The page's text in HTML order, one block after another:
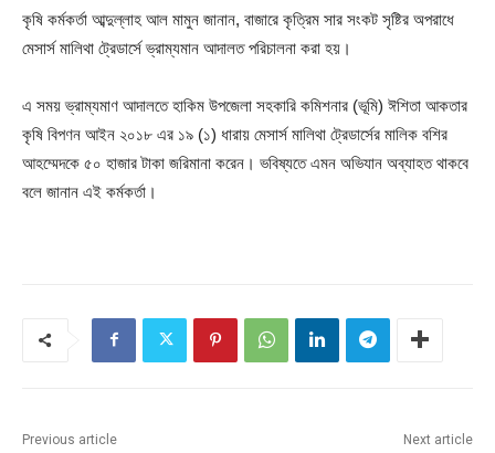
কৃষি কর্মকর্তা আব্দুল্লাহ আল মামুন জানান, বাজারে কৃত্রিম সার সংকট সৃষ্টির অপরাধে
মেসার্স মালিথা ট্রেডার্সে ভ্রাম্যমান আদালত পরিচালনা করা হয়।
এ সময় ভ্রাম্যমাণ আদালতে হাকিম উপজেলা সহকারি কমিশনার (ভূমি) ঈশিতা আকতার
কৃষি বিপণন আইন ২০১৮ এর ১৯ (১) ধারায় মেসার্স মালিথা ট্রেডার্সের মালিক বশির
আহম্মেদকে ৫০ হাজার টাকা জরিমানা করেন। ভবিষ্যতে এমন অভিযান অব্যাহত থাকবে
বলে জানান এই কর্মকর্তা।
Previous article Next article